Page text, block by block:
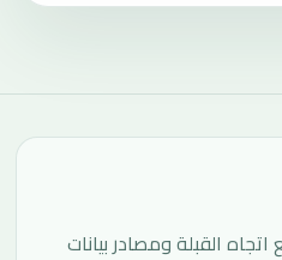
القبلة ومصادر بيانات